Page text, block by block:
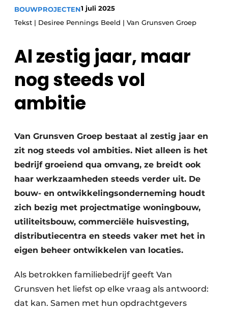
Podcasts
Privacy / Cookie statement
metadata
Vacature aanmelden
Vacatures
Video’s
Glas
BOUWPROJECTEN1 juli 2025
Tekst | Desiree Pennings Beeld | Van Grunsven Groep
Al zestig jaar, maar
nog steeds vol
ambitie
Van Grunsven Groep bestaat al zestig jaar en
zit nog steeds vol ambities. Niet alleen is het
bedrijf groeiend qua omvang, ze breidt ook
haar werkzaamheden steeds verder uit. De
bouw- en ontwikkelingsonderneming houdt
zich bezig met projectmatige woningbouw,
utiliteitsbouw, commerciële huisvesting,
distributiecentra en steeds vaker met het in
eigen beheer ontwikkelen van locaties.
Als betrokken familiebedrijf geeft Van
Grunsven het liefst op elke vraag als antwoord:
dat kan. Samen met hun opdrachtgevers